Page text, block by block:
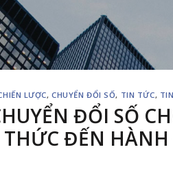
LƯỢC,CHUYỂN ĐỔI SỐ, TIN TỨC,
ĐỔI SỐ
ĐẾN